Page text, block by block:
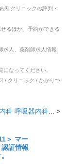
科クリニックの評判・
るほか、予約ができる
求人、薬剤師求人情報
なってください。
/ クリニック / かかりつ
内科 呼吸器内科... >